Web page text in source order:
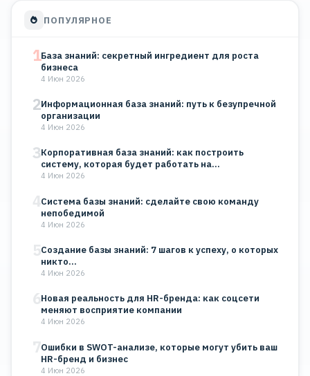
ПОПУЛЯРНОЕ
1База знаний: секретный ингредиент для роста
бизнеса
4 Июн 2026
2Информационная база знаний: путь к безупречной
организации
4 Июн 2026
3Корпоративная база знаний: как построить
систему, которая будет работать на…
4 Июн 2026
4Система базы знаний: сделайте свою команду
непобедимой
4 Июн 2026
5Создание базы знаний: 7 шагов к успеху, о которых
никто…
4 Июн 2026
6Новая реальность для HR-бренда: как соцсети
меняют восприятие компании
4 Июн 2026
7Ошибки в SWOT-анализе, которые могут убить ваш
HR-бренд и бизнес
4 Июн 2026